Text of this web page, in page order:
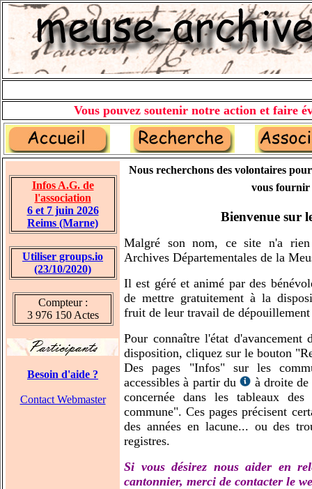
Vous pouvez soutenir notre action et faire
Infos A.G. de
l'association
6 et 7 juin 2026
Reims (Marne)
Utiliser groups.io
(23/10/2020)
Compteur :
3 976 150 Actes
Besoin d'aide ?
Contact Webmaster
Nous recherchons des volontaires
vous fournir
Bienvenue sur
Malgré son nom, ce site n'a
Archives Départementales de la
Il est géré et animé par des
de mettre gratuitement à la
fruit de leur travail de
Pour connaître l'état d'avancement
disposition, cliquez sur le bouton
Des pages "Infos" sur les
accessibles à partir du
à droite
concernée dans les tableaux des
commune". Ces pages précisent
des années en lacune... ou des
registres.
Si vous désirez nous aider en
cantonnier, merci de contacter le